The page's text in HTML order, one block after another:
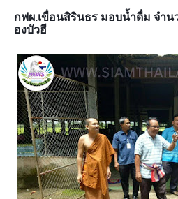
กฟผ.เขื่อนสิรินธร มอบน้ำดื่ม จำน
องบัวฮี